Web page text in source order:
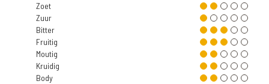
Zoet
Zuur
Bitter
Fruitig
Moutig
Kruidig
Body